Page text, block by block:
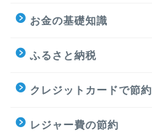
お金の基礎知識
ふるさと納税
クレジットカードで節約
レジャー費の節約